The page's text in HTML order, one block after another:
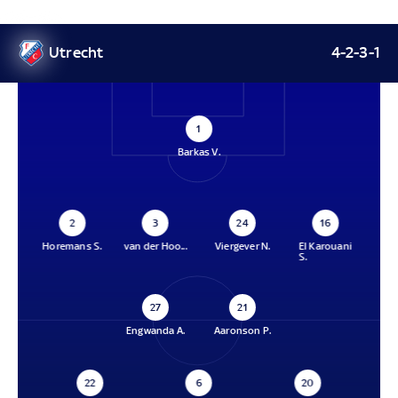
Utrecht 4-2-3-1
1
Barkas V.
2
Horemans S.
3
van der Hoo...
24
Viergever N.
16
El Karouani
S.
27
Engwanda A.
21
Aaronson P.
22 6 20